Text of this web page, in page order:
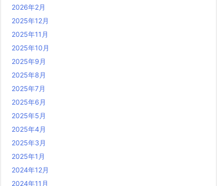
2026年2月
2025年12月
2025年11月
2025年10月
2025年9月
2025年8月
2025年7月
2025年6月
2025年5月
2025年4月
2025年3月
2025年1月
2024年12月
2024年11月